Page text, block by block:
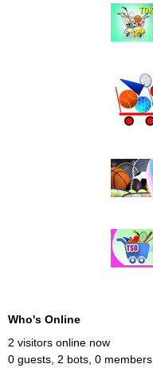
Who's Online
2 visitors online now
0 guests, 2 bots, 0 members